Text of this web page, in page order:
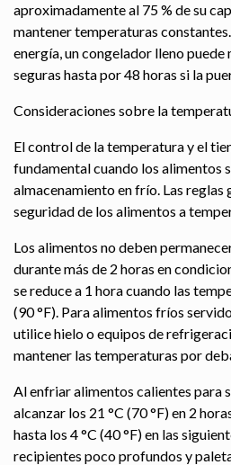
aproximadamente al 75 % de su
mantener temperaturas
energía, un congelador lleno
seguras hasta por 48 horas si la
Consideraciones sobre la
El control de la temperatura y el
fundamental cuando los alimentos
almacenamiento en frío. Las reglas
seguridad de los alimentos a
Los alimentos no deben
durante más de 2 horas en
se reduce a 1 hora cuando las
(90 °F). Para alimentos fríos
utilice hielo o equipos de
mantener las temperaturas por
Al enfriar alimentos calientes para
alcanzar los 21 °C (70 °F) en 2
hasta los 4 °C (40 °F) en las
recipientes poco profundos y